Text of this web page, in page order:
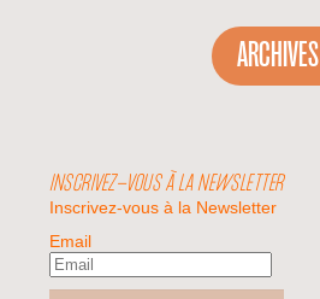
ARCHIVES
INSCRIVEZ-VOUS À LA NEWSLETTER
Inscrivez-vous à la Newsletter
Email